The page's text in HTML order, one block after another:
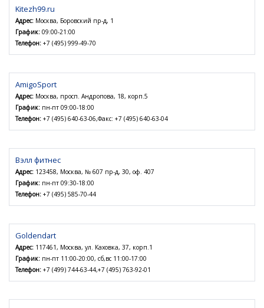
Kitezh99.ru
Адрес: Москва, Боровский пр-д, 1
График: 09:00-21:00
Телефон: +7 (495) 999-49-70
AmigoSport
Адрес: Москва, просп. Андропова, 18, корп.5
График: пн-пт 09:00-18:00
Телефон: +7 (495) 640-63-06,Факс: +7 (495) 640-63-04
Вэлл фитнес
Адрес: 123458, Москва, № 607 пр-д, 30, оф. 407
График: пн-пт 09:30-18:00
Телефон: +7 (495) 585-70-44
Goldendart
Адрес: 117461, Москва, ул. Каховка, 37, корп.1
График: пн-пт 11:00-20:00, сб,вс 11:00-17:00
Телефон: +7 (499) 744-63-44,+7 (495) 763-92-01